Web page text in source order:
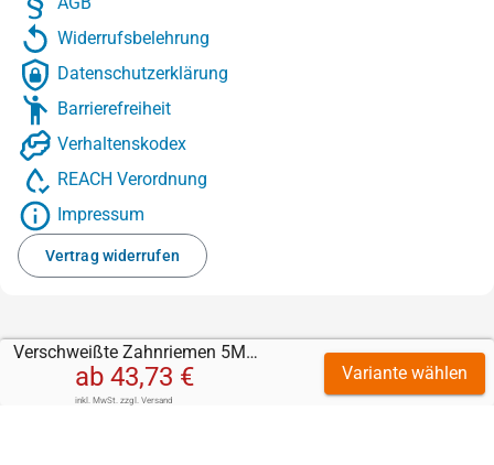
Verschweißte Zahnriemen 5M (PU)
ab 43,73 €
inkl. MwSt. zzgl. Versand
Variante wählen
Widerrufsbelehrung
Datenschutzerklärung
Barrierefreiheit
Verhaltenskodex
REACH Verordnung
Impressum
Vertrag widerrufen